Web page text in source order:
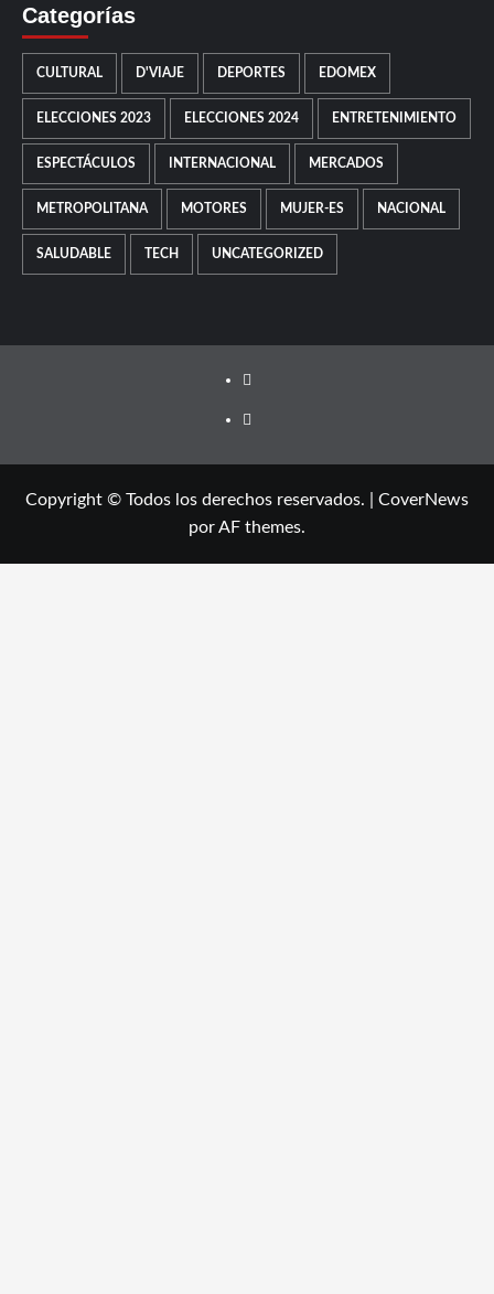
Categorías
CULTURAL D'VIAJE DEPORTES EDOMEX
ELECCIONES 2023 ELECCIONES 2024 ENTRETENIMIENTO
ESPECTÁCULOS INTERNACIONAL MERCADOS
METROPOLITANA MOTORES MUJER-ES NACIONAL
SALUDABLE TECH UNCATEGORIZED
FB
TW
Copyright © Todos los derechos reservados.
CoverNews
por AF themes.